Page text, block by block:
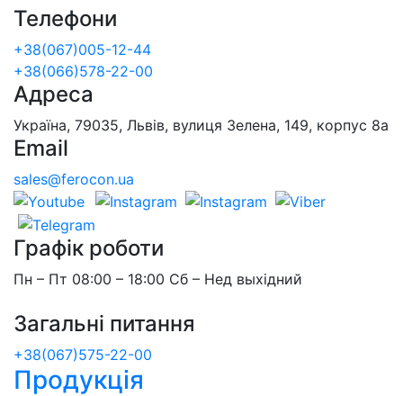
Телефони
+38(067)005-12-44
+38(066)578-22-00
Адреса
Україна, 79035, Львів, вулиця Зелена, 149, корпус 8а
Email
sales@ferocon.ua
Графік роботи
Пн – Пт 08:00 – 18:00 Сб – Нед выхідний
Загальні питання
+38(067)575-22-00
Продукція